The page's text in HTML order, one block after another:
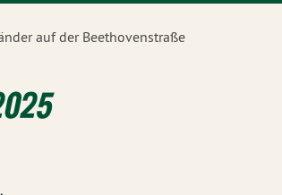
auf der Beethovenstraße